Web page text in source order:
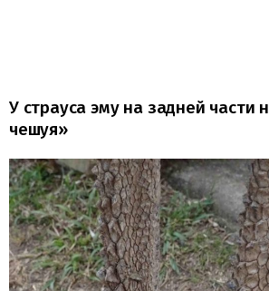
У страуса эму на задней части
чешуя»